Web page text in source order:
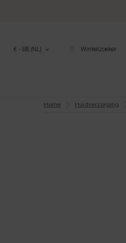
€ - BE (NL) Winkelzoeker
Home Huidverzorging